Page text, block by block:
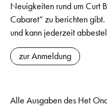
Neuigkeiten rund um Curt
Cabaret“ zu berichten
und kann jederzeit
zur Anmeldung
Alle Ausgaben des Het